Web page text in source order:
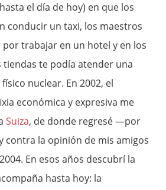
el día de hoy) en que los
conducir un taxi, los maestros
trabajar en un hotel y en los
te podía atender una
nuclear. En 2002, el
económica y expresiva me
Suiza, de donde regresé —por
contra la opinión de mis amigos
En esos años descubrí la
hasta hoy: la